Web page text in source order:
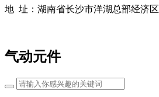
地 址：湖南省长沙市洋湖总部经济区
气动元件